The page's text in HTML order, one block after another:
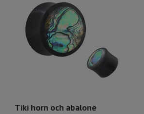
Tiki horn och abalone